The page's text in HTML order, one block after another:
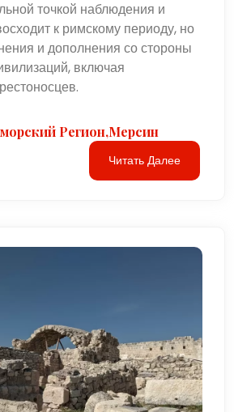
точкой наблюдения и
к римскому периоду, но
и дополнения со стороны
включая
Регион,Мерсин
Читать Далее